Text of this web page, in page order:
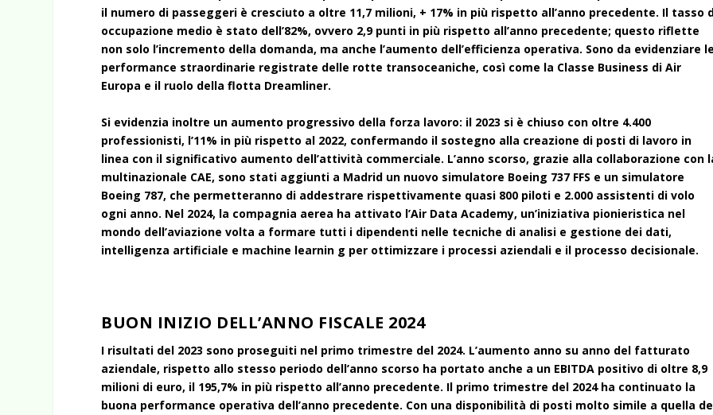
il numero di passeggeri è cresciuto a oltre 11,7 milioni, + 17% in più rispetto all’anno precedente. Il tasso
occupazione medio è stato dell’82%, ovvero 2,9 punti in più rispetto all’anno precedente; questo riflette
non solo l’incremento della domanda, ma anche l’aumento dell’efficienza operativa. Sono da evidenziare
performance straordinarie registrate delle rotte transoceaniche, così come la Classe Business di Air
Europa e il ruolo della flotta Dreamliner.
Si evidenzia inoltre un aumento progressivo della forza lavoro: il 2023 si è chiuso con oltre 4.400
professionisti, l’11% in più rispetto al 2022, confermando il sostegno alla creazione di posti di lavoro in
linea con il significativo aumento dell’attività commerciale. L’anno scorso, grazie alla collaborazione con
multinazionale CAE, sono stati aggiunti a Madrid un nuovo simulatore Boeing 737 FFS e un simulatore
Boeing 787, che permetteranno di addestrare rispettivamente quasi 800 piloti e 2.000 assistenti di volo
ogni anno. Nel 2024, la compagnia aerea ha attivato l’Air Data Academy, un’iniziativa pionieristica nel
mondo dell’aviazione volta a formare tutti i dipendenti nelle tecniche di analisi e gestione dei dati,
intelligenza artificiale e machine learnin g per ottimizzare i processi aziendali e il processo decisionale.
BUON INIZIO DELL’ANNO FISCALE 2024
I risultati del 2023 sono proseguiti nel primo trimestre del 2024. L’aumento anno su anno del fatturato
aziendale, rispetto allo stesso periodo dell’anno scorso ha portato anche a un EBITDA positivo di oltre 8,9
milioni di euro, il 195,7% in più rispetto all’anno precedente. Il primo trimestre del 2024 ha continuato la
buona performance operativa dell’anno precedente. Con una disponibilità di posti molto simile a quella